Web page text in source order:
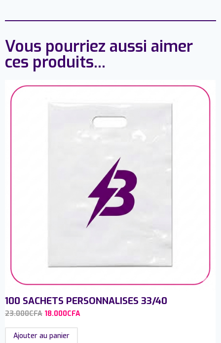
Vous pourriez aussi aimer
ces produits...
100 SACHETS PERSONNALISES 33/40
23.000CFA 18.000CFA
Ajouter au panier